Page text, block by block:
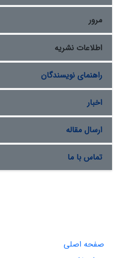
مرور
اطلاعات نشریه
راهنمای نویسندگان
اخبار
ارسال مقاله
تماس با ما
صفحه اصلی